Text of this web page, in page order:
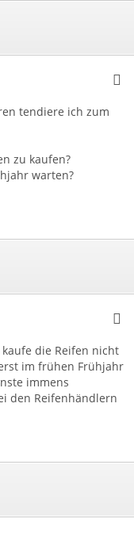
tendiere ich zum
zu kaufen?
warten?
die Reifen nicht
im frühen Frühjahr
immens
den Reifenhändlern